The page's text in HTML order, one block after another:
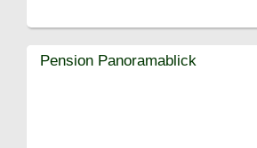
Pension Panoramablick